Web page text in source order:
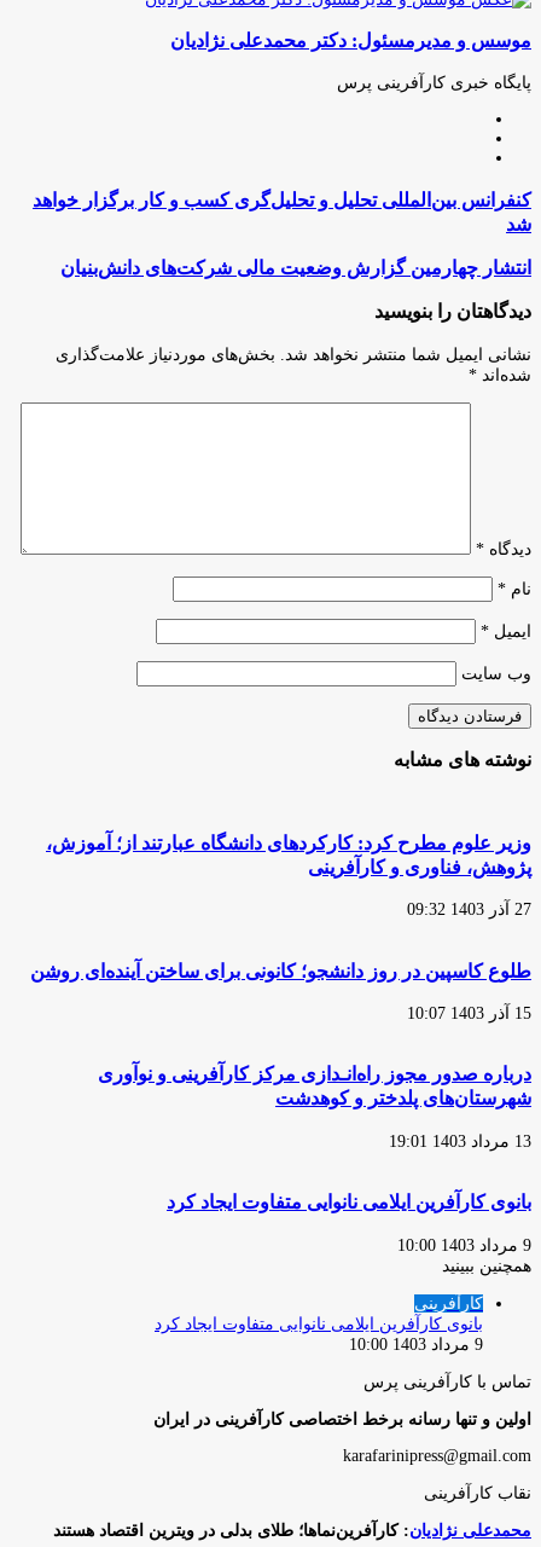
از
ایمیل
موسس و مدیرمسئول: دکتر محمدعلی نژادیان
پایگاه خبری کارآفرینی پرس
کنفرانس
بین‌المللی
تحلیل
و
تحلیل‌گری
کسب
و
برگزار
خواهد
کنفرانس بین‌المللی تحلیل و تحلیل‌گری کسب و کار برگزار خواهد
شد
انتشار
گزارش
مالی
شرکت‌های
انتشار چهارمین گزارش وضعیت مالی شرکت‌های دانش‌بنیان
دیدگاهتان را بنویسید
نشانی ایمیل شما منتشر نخواهد شد.
بخش‌های موردنیاز علامت‌گذاری
شده‌اند *
دیدگاه *
نام *
ایمیل *
وب‌ سایت
نوشته های مشابه
وزیر علوم مطرح کرد: کارکردهای دانشگاه عبارتند از؛ آموزش،
پژوهش، فناوری و کارآفرینی
27 آذر 1403 09:32
طلوع کاسپین در روز دانشجو؛ کانونی برای ساختن آینده‌ای روشن
15 آذر 1403 10:07
درباره صدور مجوز راه‌انـدازی مرکز کارآفرینی و نوآوری
شهرستان‌های پلدختر و کوهدشت
13 مرداد 1403 19:01
بانوی کارآفرین ایلامی نانوایی متفاوت ایجاد کرد
9 مرداد 1403 10:00
همچنین ببینید
کارآفرینی
بانوی کارآفرین ایلامی نانوایی متفاوت ایجاد کرد
9 مرداد 1403 10:00
تماس با کارآفرینی پرس
اولین و تنها رسانه برخط اختصاصی کارآفرینی در ایران
karafarinipress@gmail.com
نقاب کارآفرینی
محمدعلی نژادیان: کارآفرین‌نماها؛ طلای بدلی در ویترین اقتصاد هستند